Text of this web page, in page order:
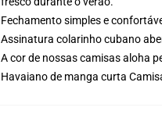
Fechamento simples e
Assinatura colarinho cubano
A cor de nossas camisas aloha
Havaiano de manga curta